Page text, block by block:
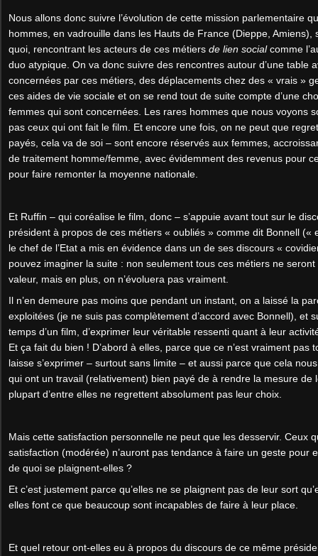
Nous allons donc suivre l’évolution de cette mission parlementaire
hommes, en vadrouille dans les Hauts de France (Dieppe,
quoi, rencontrant les acteurs de ces métiers de lien socialcomme
duo atypique. On va donc suivre des rencontres autour d’une table
concernées par ces métiers, des déplacements chez des « vrais »
ces aides de vie sociale et on se rend tout de suite compte d’une
femmes qui sont concernées. Les rares hommes que nous voyons
pas ceux qui ont fait le film. Et encore une fois, on ne peut que
payés, cela va de soi – sont encore réservés aux femmes,
de traitement homme/femme, avec évidemment des revenus pour
pour faire remonter la moyenne nationale.
Et Ruffin – qui coréalise le film, donc – s’appuie avant tout sur le
président à propos de ces métiers « oubliés » comme dit Bonnell («
le chef de l’Etat a mis en évidence dans un de ses discours «
pouvez imaginer la suite : non seulement tous ces métiers ne
valeur, mais en plus, on n’évoluera pas vraiment.
Il n’en demeure pas moins que pendant un instant, on a laissé la
exploitées (je ne suis pas complètement d’accord avec Bonnell), et
temps d’un film, d’exprimer leur véritable ressenti quant à leur
Et ça fait du bien ! D’abord à elles, parce que ce n’est vraiment pas
laisse s’exprimer – surtout sans limite – et aussi parce que cela
qui ont un travail (relativement) bien payé de à rendre la mesure de
plupart d’entre elles ne regrettent absolument pas leur choix.
Mais cette satisfaction personnelle ne peut que les desservir. Ceux
satisfaction (modérée) n’auront pas tendance à faire un geste pour
de quoi se plaignent-elles ?
Et c’est justement parce qu’elles ne se plaignent pas de leur sort
elles font ce que beaucoup sont incapables de faire à leur place.
Et quel retour ont-elles eu à propos du discours de ce même